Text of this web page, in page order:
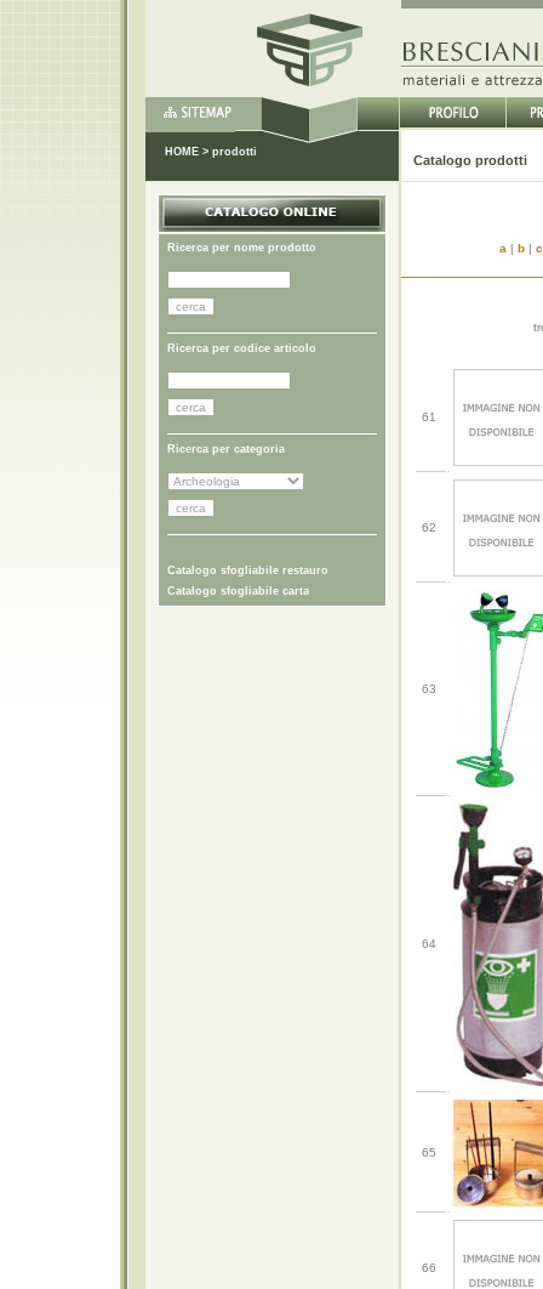
HOME > prodotti
Ricerca per nome prodotto
Ricerca per codice articolo
Ricerca per categoria
Catalogo sfogliabile restauro
Catalogo sfogliabile carta
a | b| c
61
62
63
64
65
66